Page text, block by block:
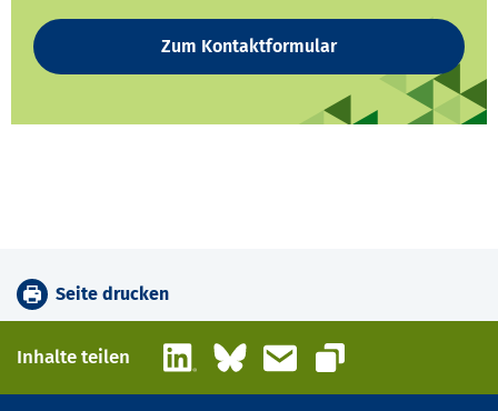
Zum Kontaktformular
Seite drucken
Inhalte teilen LinkedInBlueskyE-Mail
Link kopieren